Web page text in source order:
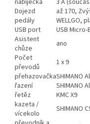
nabíječka
3 A
Dojezd
až 170,
pedály
WELLGO,
USB port
USB Micro-
Asistent
chůze
ano
Počet
převodů
1 x 9
přehazovačkaSHIMANO
řazení
SHIMANO
řetěz
KMC X9
kazeta /
vícekolo
SHIMANO